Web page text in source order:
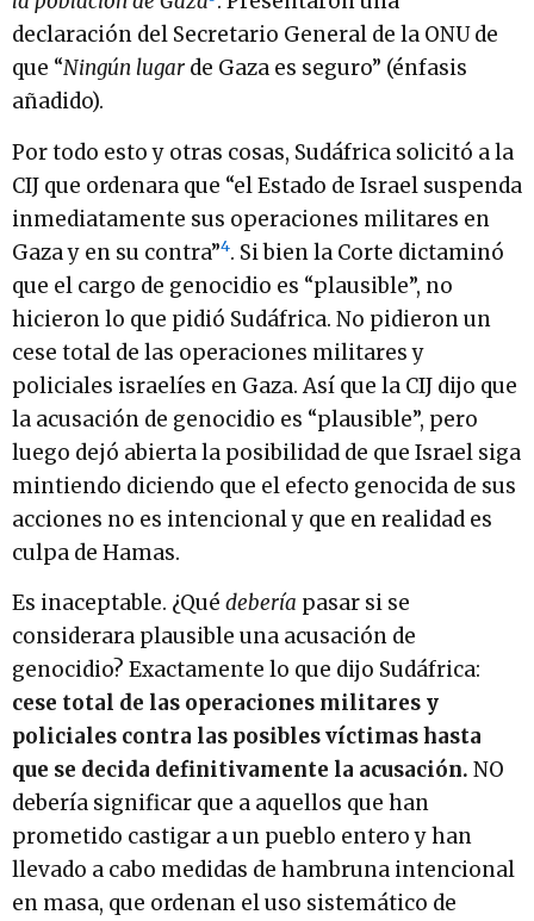
declaración del Secretario General de la ONU de
que “Ningún lugar de Gaza es seguro” (énfasis
añadido).
Por todo esto y otras cosas, Sudáfrica solicitó a la
CIJ que ordenara que “el Estado de Israel suspenda
inmediatamente sus operaciones militares en
Gaza y en su contra”4. Si bien la Corte dictaminó
que el cargo de genocidio es “plausible”, no
hicieron lo que pidió Sudáfrica. No pidieron un
cese total de las operaciones militares y
policiales israelíes en Gaza. Así que la CIJ dijo que
la acusación de genocidio es “plausible”, pero
luego dejó abierta la posibilidad de que Israel siga
mintiendo diciendo que el efecto genocida de sus
acciones no es intencional y que en realidad es
culpa de Hamas.
Es inaceptable. ¿Qué debería pasar si se
considerara plausible una acusación de
genocidio? Exactamente lo que dijo Sudáfrica:
cese total de las operaciones militares y
policiales contra las posibles víctimas hasta
que se decida definitivamente la acusación. NO
debería significar que a aquellos que han
prometido castigar a un pueblo entero y han
llevado a cabo medidas de hambruna intencional
en masa, que ordenan el uso sistemático de